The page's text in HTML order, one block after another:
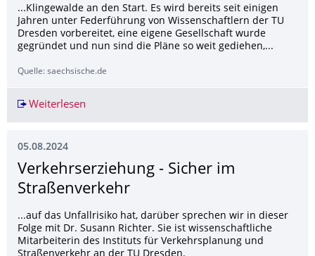
...Klingewalde an den Start. Es wird bereits seit einigen
Jahren unter Federführung von Wissenschaftlern der TU
Dresden vorbereitet, eine eigene Gesellschaft wurde
gegründet und nun sind die Pläne so weit gediehen,...
Quelle: saechsische.de
Weiterlesen
05.08.2024
Verkehrserziehung - Sicher im
Straßenverkehr
...auf das Unfallrisiko hat, darüber sprechen wir in dieser
Folge mit Dr. Susann Richter. Sie ist wissenschaftliche
Mitarbeiterin des Instituts für Verkehrsplanung und